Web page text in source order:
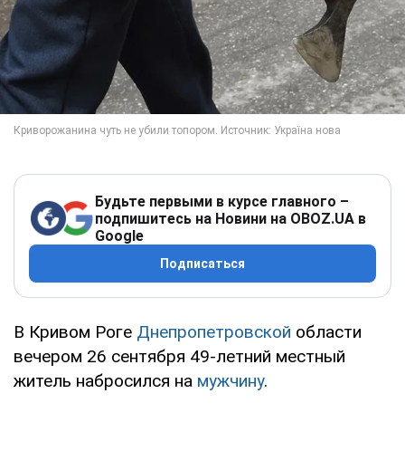
Будьте первыми в курсе главного –
подпишитесь на Новини на OBOZ.UA в
Google
Подписаться
В Кривом Роге Днепропетровской области
вечером 26 сентября 49-летний местный
житель набросился на мужчину.